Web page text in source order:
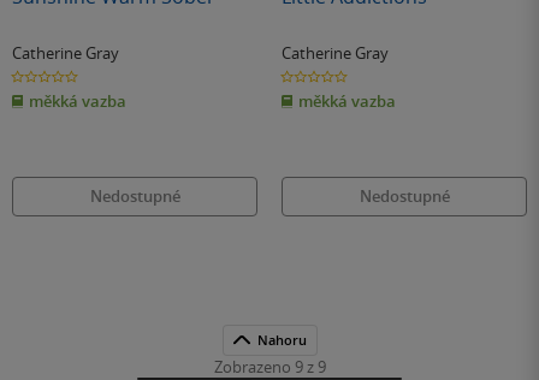
Catherine Gray
0.0
z
5
hvězdiček
měkká vazba
Nedostupné
Catherine Gray
0.0
z
5
hvězdiček
měkká vazba
Nedostupné
Nahoru
Zobrazeno 9 z 9